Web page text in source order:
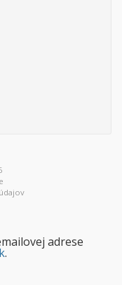
adrese
.